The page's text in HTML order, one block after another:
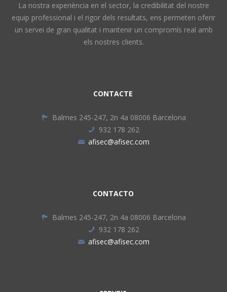
La nostra experiència en el sector, la credibilitat del nostre
equip professional i el rigor dels resultats, ens permeten oferir
un servei de gran qualitat i mantenir un compromís real amb
els nostres clients.
CONTACTE
Balmes 245-247, 2n 4a 08006 Barcelona
932 178 262
afisec@afisec.com
CONTACTO
Balmes 245-247, 2n 4a 08006 Barcelona
932 178 262
afisec@afisec.com